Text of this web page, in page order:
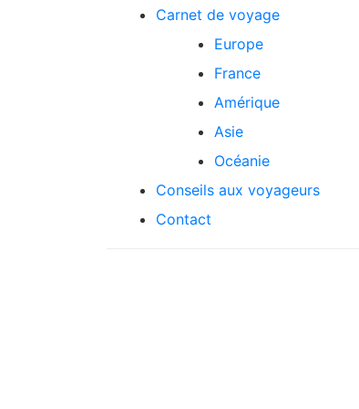
Carnet de voyage
Europe
France
Amérique
Asie
Océanie
Conseils aux voyageurs
Contact